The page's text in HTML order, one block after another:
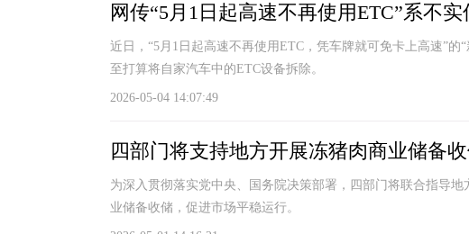
网传“5月1日起高速不再使用ETC”系不实
近日，“5月1日起高速不再使用ETC，凭车牌就可免卡上高速”
至打算将自家汽车中的ETC设备拆除。
2026-05-04 14:07:49
四部门将支持地方开展冻猪肉商业储备
为深入贯彻落实党中央、国务院决策部署，四部门将联合指导
业储备收储，促进市场平稳运行。